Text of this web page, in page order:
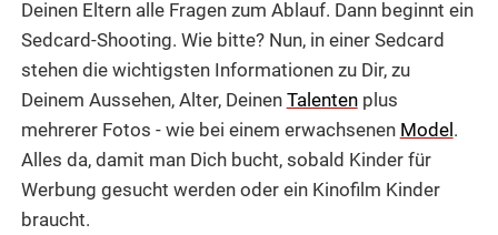
Deinen Eltern alle Fragen zum Ablauf. Dann beginnt ein
Sedcard-Shooting. Wie bitte? Nun, in einer Sedcard
stehen die wichtigsten Informationen zu Dir, zu
Deinem Aussehen, Alter, Deinen Talentenplus
mehrerer Fotos - wie bei einem erwachsenen Model.
Alles da, damit man Dich bucht, sobald Kinder für
Werbung gesucht werden oder ein Kinofilm Kinder
braucht.